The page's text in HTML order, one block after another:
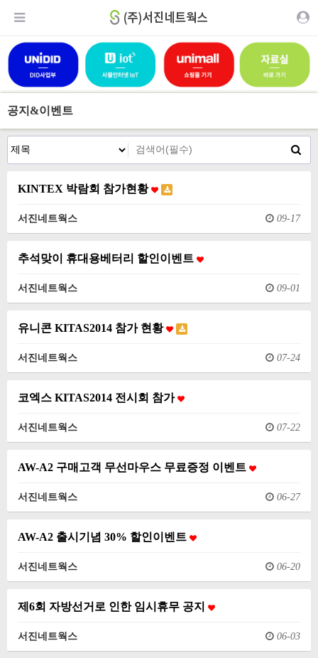
공지&이벤트
KINTEX 박람회 참가현황
서진네트웍스 09-17
추석맞이 휴대용베터리 할인이벤트
서진네트웍스 09-01
유니콘 KITAS2014 참가 현황
서진네트웍스 07-24
코엑스 KITAS2014 전시회 참가
서진네트웍스 07-22
AW-A2 구매고객 무선마우스 무료증정 이벤트
서진네트웍스 06-27
AW-A2 출시기념 30% 할인이벤트
서진네트웍스 06-20
제6회 자방선거로 인한 임시휴무 공지
서진네트웍스 06-03